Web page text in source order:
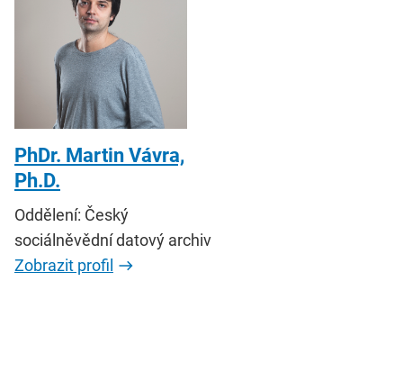
PhDr. Martin Vávra,
Ph.D.
Oddělení: Český
sociálněvědní datový archiv
Zobrazit profil